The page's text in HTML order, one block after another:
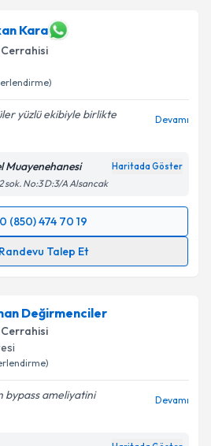
Kara
yüzlü ekibiyle birlikte
Devamı
Muayenehanesi Haritada Göster
sok. No:3 D:3/A Alsancak
0 (850) 474 70 19
Randevu Talep Et
Talebi
e-posta ile bilgilendireceğiz.
Değirmenciler
ameliyatini
Devamı